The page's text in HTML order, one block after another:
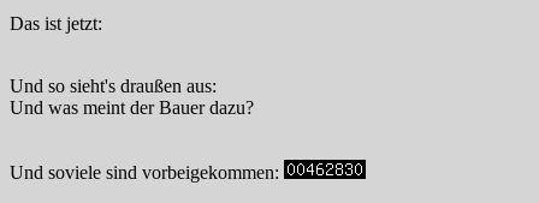
Das ist jetzt:
Und so sieht's draußen aus:
Und was meint der Bauer dazu?
Und soviele sind vorbeigekommen: